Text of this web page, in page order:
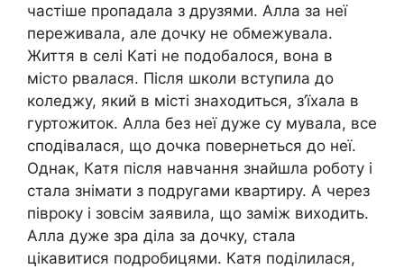
частіше пропадала з друзями. Алла за неї
переживала, але дочку не обмежувала.
Життя в селі Каті не подобалося, вона в
місто рвалася. Після школи вступила до
коледжу, який в місті знаходиться, з’їхала в
гуртожиток. Алла без неї дуже су мувала, все
сподівалася, що дочка повернеться до неї.
Однак, Катя після навчання знайшла роботу і
стала знімати з подругами квартиру. А через
півроку і зовсім заявила, що заміж виходить.
Алла дуже зра діла за дочку, стала
цікавитися подробицями. Катя поділилася,